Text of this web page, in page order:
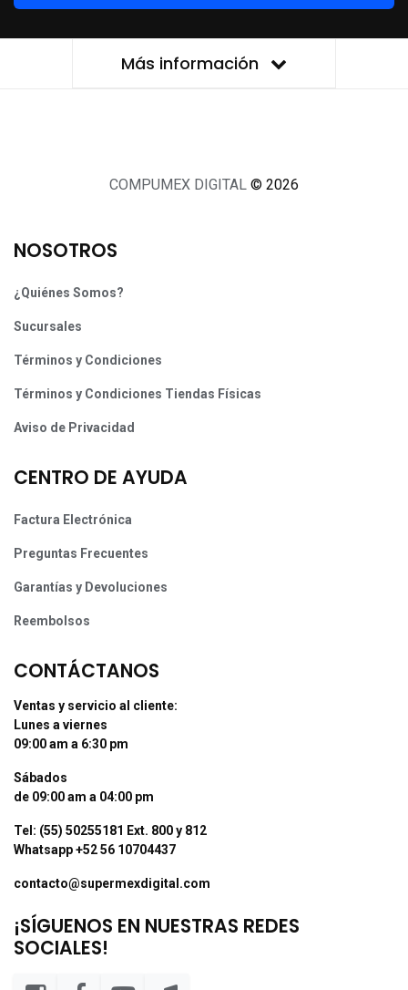
Más información
COMPUMEX DIGITAL © 2026
NOSOTROS
¿Quiénes Somos?
Sucursales
Términos y Condiciones
Términos y Condiciones Tiendas Físicas
Aviso de Privacidad
CENTRO DE AYUDA
Factura Electrónica
Preguntas Frecuentes
Garantías y Devoluciones
Reembolsos
CONTÁCTANOS
Ventas y servicio al cliente:
Lunes a viernes
09:00 am a 6:30 pm
Sábados
de 09:00 am a 04:00 pm
Tel: (55) 50255181 Ext. 800 y 812
Whatsapp +52 56 10704437
contacto@supermexdigital.com
¡SÍGUENOS EN NUESTRAS REDES
SOCIALES!